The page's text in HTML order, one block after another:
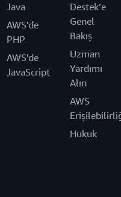
Java
AWS'de
PHP
AWS'de
JavaScript
Destek’e
Genel
Bakış
Uzman
Yardımı
Alın
AWS
Hukuk